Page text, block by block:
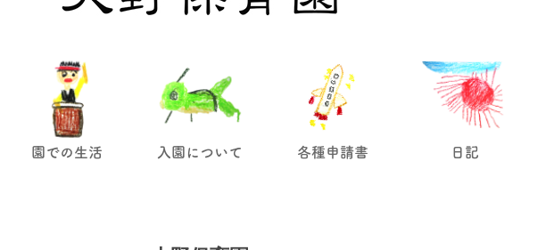
園での生活 入園について 各種申請書 日記